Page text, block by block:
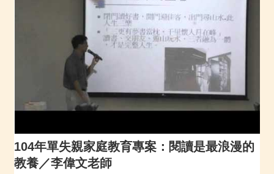
104年單失親家庭教育專案：閱讀是最浪漫的
教養／李偉文老師